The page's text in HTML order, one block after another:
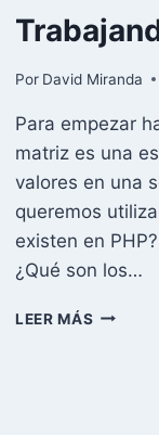
SIRVE
COMO
EN
WHM
Por David Miranda
Para empezar
matriz es una
valores en una
queremos
existen en
¿Qué son los…
LEER MÁS